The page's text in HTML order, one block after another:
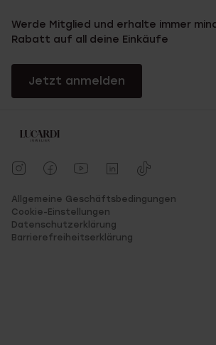
Werde Mitglied und erhalte immer
Rabatt auf all deine Einkäufe
Jetzt anmelden
Allgemeine Geschäftsbedingungen
Cookie-Einstellungen
Datenschutzerklärung
Barrierefreiheitserklärung